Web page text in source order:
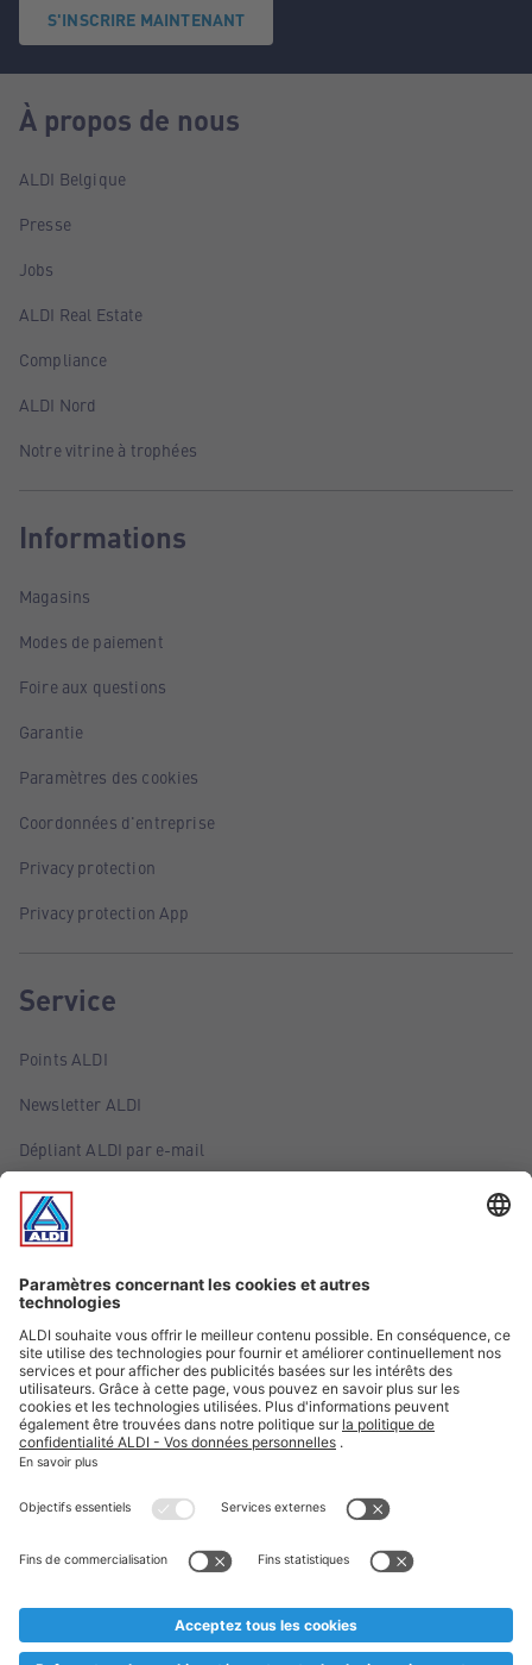
S'INSCRIRE MAINTENANT
À propos de nous
ALDI Belgique
Presse
Jobs
ALDI Real Estate
Compliance
ALDI Nord
Notre vitrine à trophées
Informations
Magasins
Modes de paiement
Foire aux questions
Garantie
Paramètres des cookies
Coordonnées d'entreprise
Privacy protection
Privacy protection App
Service
Points ALDI
Newsletter ALDI
Dépliant ALDI par e-mail
Offres
Infos essentielles
Suivez ALDI Belgique
Textes marqués d'un astérisque et mentions légales
* Nous vendons ces articles temporairement et jusqu'à
au cas où, malgré le planning bien étudié, nous serions
prématurément en rupture de stock. Prix Recupel et TVA incl.
** Sur ce site, l’utilisation de la forme masculine a été adoptée